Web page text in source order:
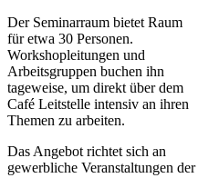
Der Seminarraum bietet Raum
für etwa 30 Personen.
Workshopleitungen und
Arbeitsgruppen buchen ihn
tageweise, um direkt über dem
Café Leitstelle intensiv an ihren
Themen zu arbeiten.
Das Angebot richtet sich an
gewerbliche Veranstaltungen der